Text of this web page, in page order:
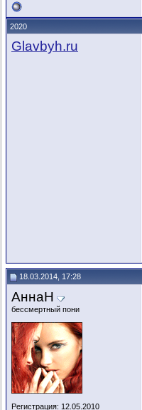
2020
Glavbyh.ru
18.03.2014, 17:28
АннаН
бессмертный пони
Регистрация: 12.05.2010